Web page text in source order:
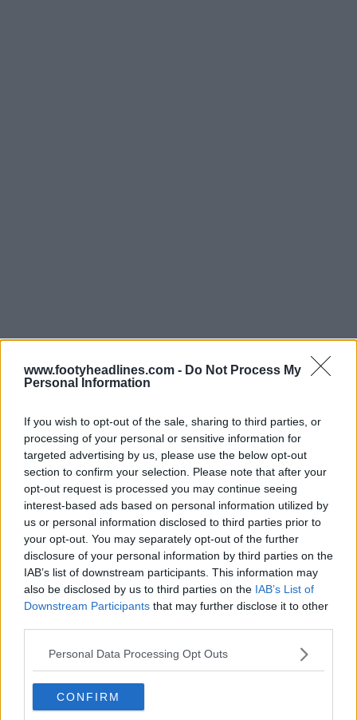
www.footyheadlines.com - Do Not Process My
Personal Information
If you wish to opt-out of the sale, sharing to third parties, or
processing of your personal or sensitive information for
targeted advertising by us, please use the below opt-out
section to confirm your selection. Please note that after your
opt-out request is processed you may continue seeing
interest-based ads based on personal information utilized by
us or personal information disclosed to third parties prior to
your opt-out. You may separately opt-out of the further
disclosure of your personal information by third parties on the
IAB’s list of downstream participants. This information may
also be disclosed by us to third parties on the IAB’s List of
Downstream Participants that may further disclose it to other
Personal Data Processing Opt Outs
CONFIRM
El elemento más llamativo de la plantilla, la nítida línea
divisoria en zigzag que recorre el centro, ofrece un
giro fresco y moderno al tradicional ADN «mitad y
mitad» del Galatasaray.